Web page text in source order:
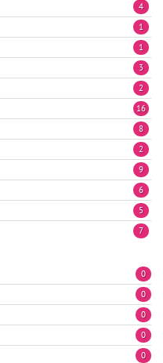
4
1
1
3
2
16
8
2
9
6
5
7
0
0
0
0
0